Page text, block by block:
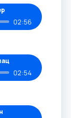
02:56
02:54